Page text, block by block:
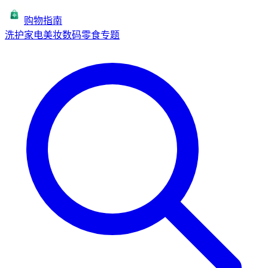
购物指南
洗护家电美妆数码零食专题